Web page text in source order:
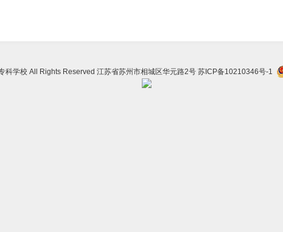
科学校 All Rights Reserved 江苏省苏州市相城区华元路2号 苏ICP备10210346号-1